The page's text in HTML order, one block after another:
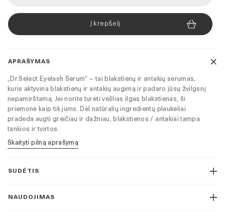
blakstienų
ir
antakių
serumas
Į krepšelį
APRAŠYMAS
„Dr.Select Eyelash Serum“ – tai blakstienų ir antakių serumas,
kuris aktyvina blakstienų ir antakių augimą ir padaro jūsų žvilgsnį
nepamirštamą. Jei norite turėti vešlias ilgas blakstienas, ši
priemonė kaip tik jums. Dėl natūralių ingredientų plaukeliai
pradeda augti greičiau ir dažniau, blakstienos / antakiai tampa
tankios ir tvirtos.
Skaityti pilną aprašymą
SUDĖTIS
NAUDOJIMAS